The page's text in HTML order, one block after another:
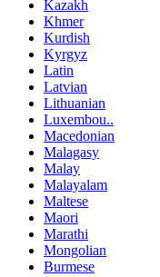
Kazakh
Khmer
Kurdish
Kyrgyz
Latin
Latvian
Lithuanian
Luxembou..
Macedonian
Malagasy
Malay
Malayalam
Maltese
Maori
Marathi
Mongolian
Burmese